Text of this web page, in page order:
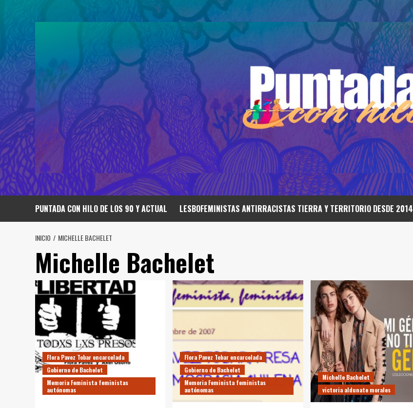
PUNTADA CON HILO DE LOS 90 Y ACTUAL LESBOFEMINISTAS ANTIRRACISTAS TIERRA Y TERRITORIO DESDE 2014
INICIO MICHELLE BACHELET
Michelle Bachelet
Flora Pavez Tobar encarcelada
Gobierno de Bachelet
Memoria Feminista feministas
autónomas
Flora Pavez Tobar encarcelada
Gobierno de Bachelet
Memoria Feminista feministas
autónomas
Michelle Bachelet
victoria aldunate morales